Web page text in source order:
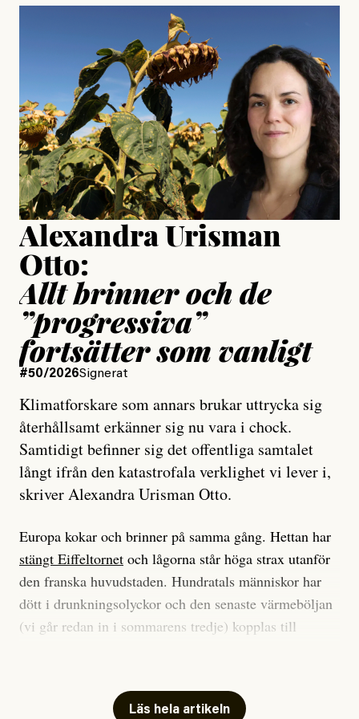
Jonas Lundström
Publicerad24 July, 2026
#23/2026
Jesper Lundby: ”Livet i sig
är ganska politiskt”
Jesper Lundby
Publicerad15 July, 2026
Uppdaterad15 July, 2026
Alexandra Urisman
Otto:
Allt brinner och de
”progressiva”
fortsätter som vanligt
#50/2026Signerat
Klimatforskare som annars brukar uttrycka sig
återhållsamt erkänner sig nu vara i chock.
Samtidigt befinner sig det offentliga samtalet
långt ifrån den katastrofala verklighet vi lever i,
skriver Alexandra Urisman Otto.
Europa kokar och brinner på samma gång. Hettan har
stängt Eiffeltornet och lågorna står höga strax utanför
den franska huvudstaden. Hundratals människor har
dött i drunkningsolyckor och den senaste värmeböljan
(vi går redan in i sommarens tredje) kopplas till
Har du också panik i hettan? Känns det som en
mardröm? Bra, allt annat vore fullständigt orimligt.
Läs hela artikeln